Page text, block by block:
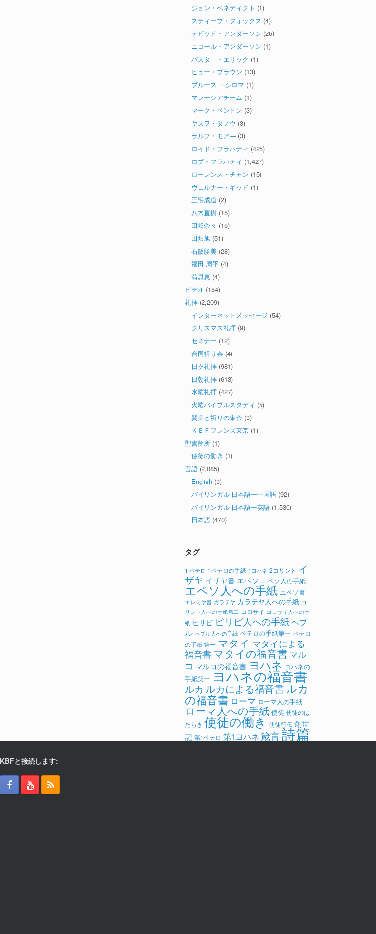
ジョン・ベネディクト (1)
スティーブ・フォックス (4)
デビッド・アンダーソン (26)
ニコール・アンダーソン (1)
パスタ―・エリック (1)
ヒュー・ブラウン (13)
ブルース ・シロマ (1)
マレーシアチーム (1)
マーク・ベントン (3)
ヤスヲ・タノウ (3)
ラルフ・モア― (3)
ロイド・フラハティ (425)
ロブ・フラハティ (1,427)
ローレンス・チャン (15)
ヴェルナー・ギッド (1)
三宅成道 (2)
八木直樹 (15)
田畑奈々 (15)
田畑旭 (51)
石阪勝美 (28)
福田 周平 (4)
翁思恵 (4)
ビデオ (154)
礼拝 (2,209)
インターネットメッセージ (54)
クリスマス礼拝 (9)
セミナー (12)
合同祈り会 (4)
日夕礼拝 (981)
日朝礼拝 (613)
水曜礼拝 (427)
火曜バイブルスタディ (5)
賛美と祈りの集会 (3)
ＫＢＦフレンズ東京 (1)
聖書箇所 (1)
使徒の働き (1)
言語 (2,085)
English (3)
バイリンガル 日本語ー中国語 (92)
バイリンガル 日本語ー英語 (1,530)
日本語 (470)
タグ
1 ペテロ 1ペテロの手紙 1ヨハネ 2コリント イ
ザヤ イザヤ書 エペソ エペソ人の手紙
エペソ人への手紙 エペソ書
エレミヤ書 ガラテヤ ガラテヤ人への手紙 コ
リント人への手紙第二 コロサイ コロサイ人への手
紙 ピリピ ピリピ人への手紙ヘブ
ル ヘブル人への手紙 ペテロの手紙第一 ペテロ
の手紙 第一 マタイ マタイによる
福音書 マタイの福音書 マル
コ マルコの福音書 ヨハネ ヨハネの
手紙第一 ヨハネの福音書
ルカ ルカによる福音書ルカ
の福音書 ローマ ローマ人の手紙
ローマ人への手紙 使徒 使徒のは
たらき 使徒の働き 使徒行伝 創世
記 第1ペテロ 第1ヨハネ 箴言詩篇
KBFと接続します: